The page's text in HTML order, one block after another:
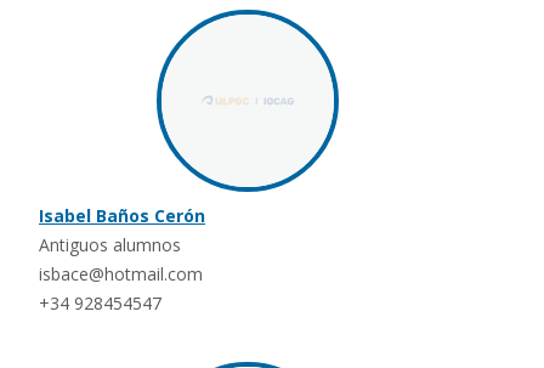
Isabel Baños Cerón
Antiguos alumnos
isbace@hotmail.com
+34 928454547